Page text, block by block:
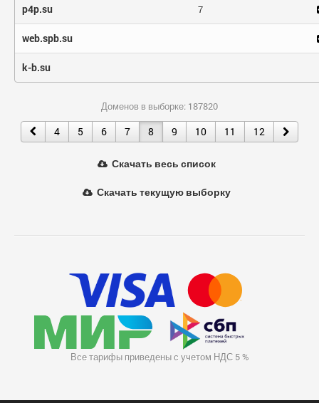
p4p.su 7
web.spb.su
k-b.su
Доменов в выборке: 187820
4 5 6 7 8 9 10 11 12
Скачать весь список
Скачать текущую выборку
Все тарифы приведены с учетом НДС 5 %